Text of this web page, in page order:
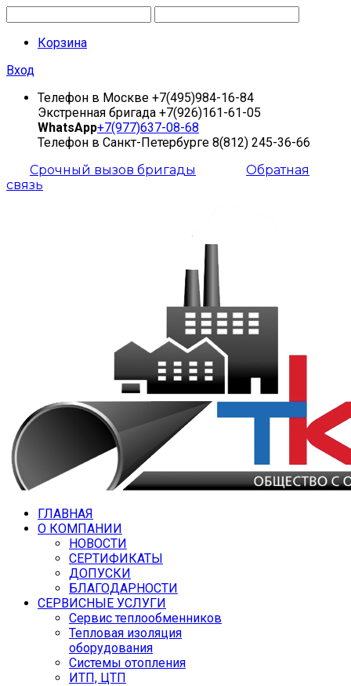
Корзина
Вход
Телефон в Москве +7(495)984-16-84
Экстренная бригада +7(926)161-61-05
WhatsApp+7(977)637-08-68
Телефон в Санкт-Петербурге 8(812) 245-36-66
Срочный вызов бригады
Обратная
связь
ГЛАВНАЯ
О КОМПАНИИ
НОВОСТИ
СЕРТИФИКАТЫ
ДОПУСКИ
БЛАГОДАРНОСТИ
СЕРВИСНЫЕ УСЛУГИ
Сервис теплообменников
Тепловая изоляция
оборудования
Системы отопления
ИТП, ЦТП